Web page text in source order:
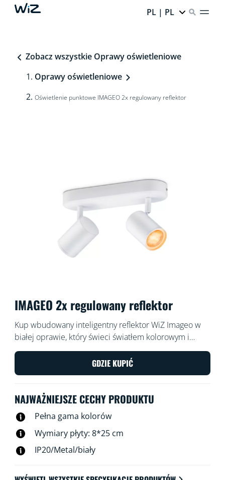
PL | PL
Zobacz wszystkie Oprawy oświetleniowe
Oprawy oświetleniowe
Oświetlenie punktowe IMAGEO 2x regulowany reflektor
IMAGEO 2x regulowany reflektor
Kup wbudowany inteligentny reflektor WiZ Imageo w
białej oprawie, który świeci światłem kolorowym i
zapewnia dwa regulowane punkty świetlne. Możesz
nim sterować za pomocą aplikacji WiZ lub głosem w
istniejącej sieci Wi-Fi.
GDZIE KUPIĆ
NAJWAŻNIEJSZE CECHY PRODUKTU
Pełna gama kolorów
Wymiary płyty: 8*25 cm
IP20/Metal/biały